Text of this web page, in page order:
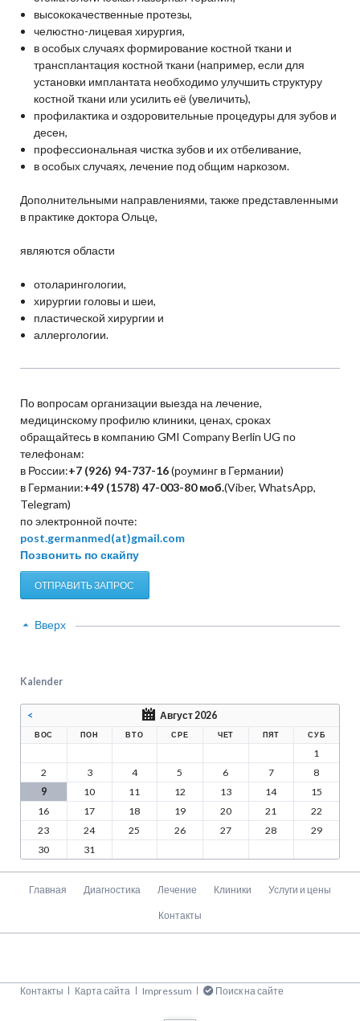
высококачественные протезы,
челюстно-лицевая хирургия,
в особых случаях формирование костной ткани и
трансплантация костной ткани (например, если для
установки имплантата необходимо улучшить структуру
костной ткани или усилить её (увеличить),
профилактика и оздоровительные процедуры для зубов и
десен,
профессиональная чистка зубов и их отбеливание,
в особых случаях, лечение под общим наркозом.
Дополнительными направлениями, также представленными
в практике доктора Ольце,
являются области
отоларингологии,
хирургии головы и шеи,
пластической хирургии и
аллергологии.
По вопросам организации выезда на лечение,
медицинскому профилю клиники, ценах, сроках
обращайтесь в компанию GMI Company Berlin UG по
телефонам:
в России:+7 (926) 94-737-16(роуминг в Германии)
в Германии:+49 (1578) 47-003-80 моб.(Viber, WhatsApp,
Telegram)
по электронной почте:
post.germanmed(at)gmail.com
Позвонить по скайпу
ОТПРАВИТЬ ЗАПРОС
Вверх
Kalender
< Август 2026
ВОС ПОН ВТО СРЕ ЧЕТ ПЯТ СУБ
1
2
3 4 5 6 7
8
9
10 11 12 13 14
15
16
17 18 19 20 21
22
23
24 25 26 27 28
29
30
31
Пропустить
Главная Диагностика Лечение Клиники Услуги и цены
Контакты
Пропустить
Контакты Карта сайта Impressum Поиск на сайте